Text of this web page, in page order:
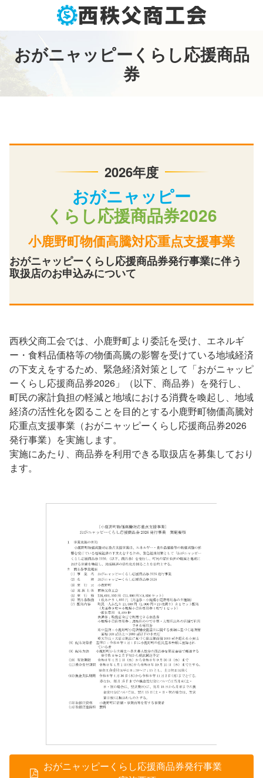
テ
ン
ツ
おがニャッ ピーく ら し応援商品
券
2026年度
おがニャッピー
くらし応援商品券2026
小鹿野町物価高騰対応重点支援事業
おがニャッピーくらし応援商品券発行事業に伴う
取扱店のお申込みについて
西秩父商工会では、小鹿野町より委託を受け、エネルギ
ー・食料品価格等の物価高騰の影響を受けている地域経済
の下支えをするため、緊急経済対策として「おがニャッピ
ーくらし応援商品券2026」（以下、商品券）を発行し、
町民の家計負担の軽減と地域における消費を喚起し、地域
経済の活性化を図ることを目的とする小鹿野町物価高騰対
応重点支援事業（おがニャッピーくらし応援商品券2026
発行事業）を実施します。
実施にあたり、商品券を利用できる取扱店を募集しており
ます。
おがニャッピーくらし応援商品券発行事業